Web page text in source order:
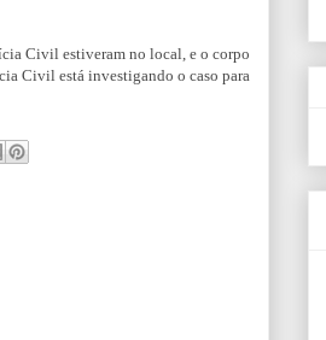
Civil estiveram no local, e o corpo
Civil está investigando o caso para